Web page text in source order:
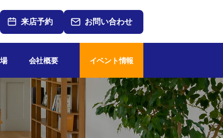
来店予約 お問い合わせ
会社概要 イベント情報